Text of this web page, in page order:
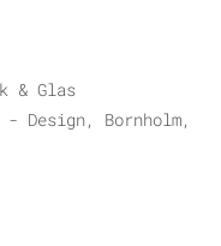
& Glas
- Design, Bornholm,